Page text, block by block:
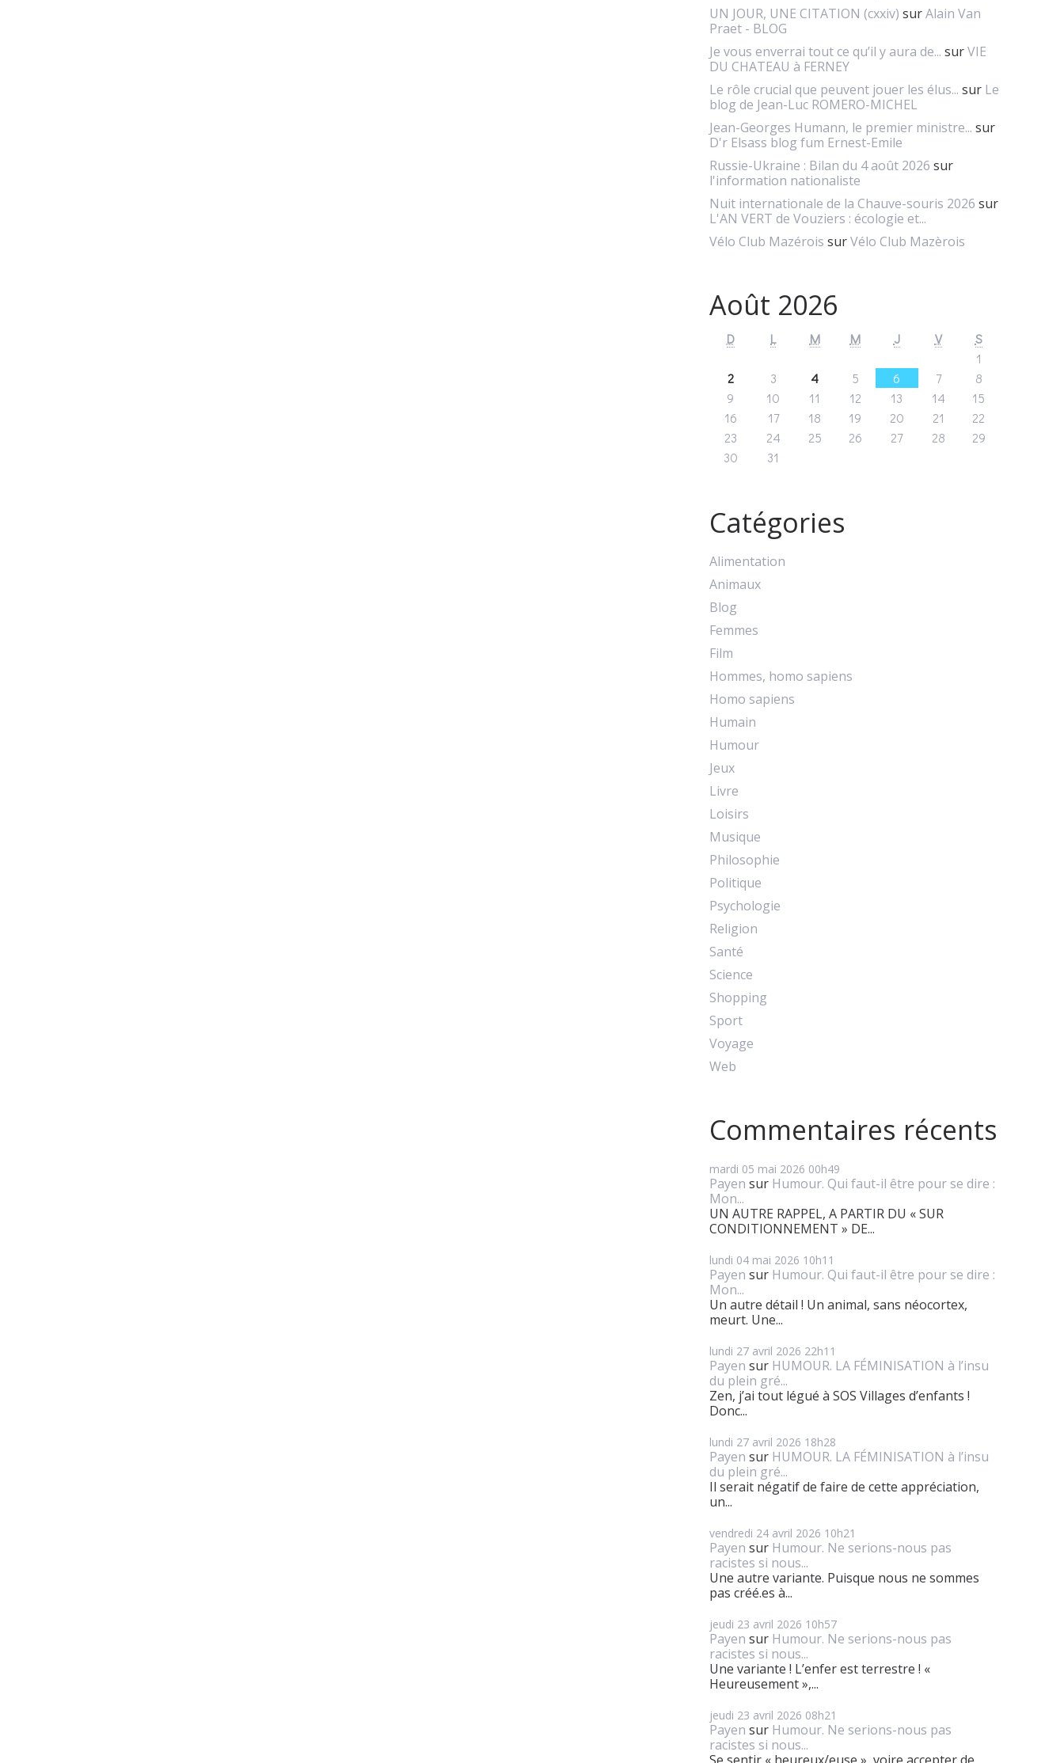
UN JOUR, UNE CITATION (cxxiv) surAlain Van
Praet - BLOG
Je vous enverrai tout ce qu’il y aura de... surVIE
DU CHATEAU à FERNEY
Le rôle crucial que peuvent jouer les élus... sur Le
blog de Jean-Luc ROMERO-MICHEL
Jean-Georges Humann, le premier ministre... sur
D'r Elsass blog fum Ernest-Emile
Russie-Ukraine : Bilan du 4 août 2026 sur
l'information nationaliste
Nuit internationale de la Chauve-souris 2026 sur
L'AN VERT de Vouziers : écologie et...
Vélo Club Mazérois surVélo Club Mazèrois
Août 2026
D L M M J V
S
1
2
3 4 5 6 7
8
9
10 11 12 13 14
15
16
17 18 19 20 21
22
23
24 25 26 27 28
29
30
31
Catégories
Alimentation
Animaux
Blog
Femmes
Film
Hommes, homo sapiens
Homo sapiens
Humain
Humour
Jeux
Livre
Loisirs
Musique
Philosophie
Politique
Psychologie
Religion
Santé
Science
Shopping
Sport
Voyage
Web
Commentaires récents
mardi 05 mai 2026 00h49
Payen sur Humour. Qui faut-il être pour se dire :
Mon...
UN AUTRE RAPPEL, A PARTIR DU « SUR
CONDITIONNEMENT » DE...
lundi 04 mai 2026 10h11
Payen sur Humour. Qui faut-il être pour se dire :
Mon...
Un autre détail ! Un animal, sans néocortex,
meurt. Une...
lundi 27 avril 2026 22h11
Payen sur HUMOUR. LA FÉMINISATION à l’insu
du plein gré...
Zen, j’ai tout légué à SOS Villages d’enfants !
Donc...
lundi 27 avril 2026 18h28
Payen sur HUMOUR. LA FÉMINISATION à l’insu
du plein gré...
Il serait négatif de faire de cette appréciation,
un...
vendredi 24 avril 2026 10h21
Payen sur Humour. Ne serions-nous pas
racistes si nous...
Une autre variante. Puisque nous ne sommes
pas créé.es à...
jeudi 23 avril 2026 10h57
Payen sur Humour. Ne serions-nous pas
racistes si nous...
Une variante ! L’enfer est terrestre ! «
Heureusement »,...
jeudi 23 avril 2026 08h21
Payen sur Humour. Ne serions-nous pas
racistes si nous...